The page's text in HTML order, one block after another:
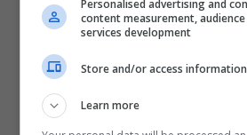
Personalised advertising and
content measurement,
services development
Store and/or access
Learn more